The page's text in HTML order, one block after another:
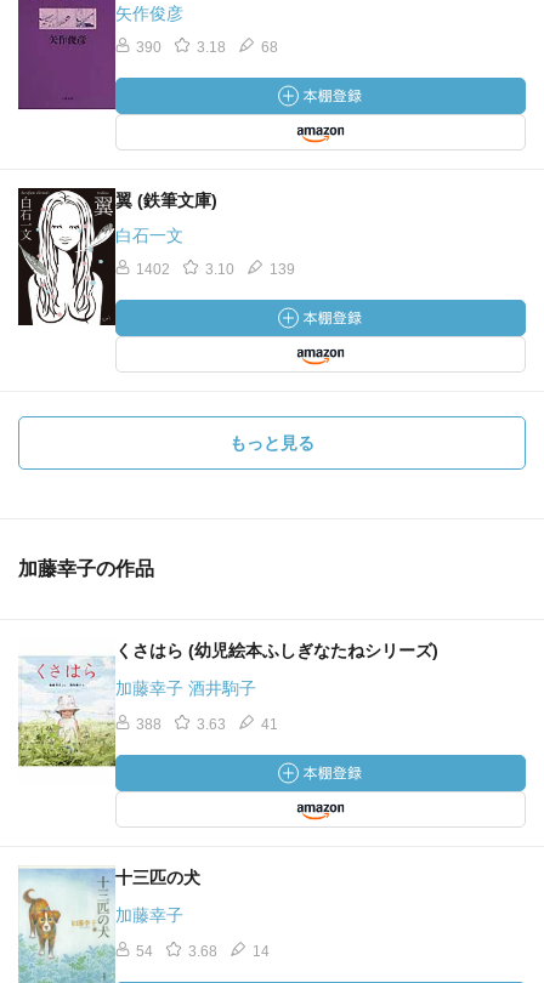
矢作俊彦
390 3.18 68
翼 (鉄筆文庫)
白石一文
1402 3.10 139
もっと見る
加藤幸子の作品
くさはら (幼児絵本ふしぎなたねシリーズ)
加藤幸子 酒井駒子
388 3.63 41
十三匹の犬
加藤幸子
54 3.68 14